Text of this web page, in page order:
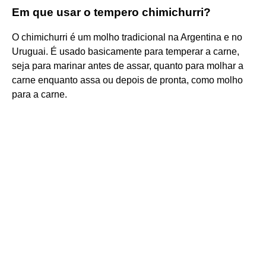
Em que usar o tempero chimichurri?
O chimichurri é um molho tradicional na Argentina e no
Uruguai. É usado basicamente para temperar a carne,
seja para marinar antes de assar, quanto para molhar a
carne enquanto assa ou depois de pronta, como molho
para a carne.